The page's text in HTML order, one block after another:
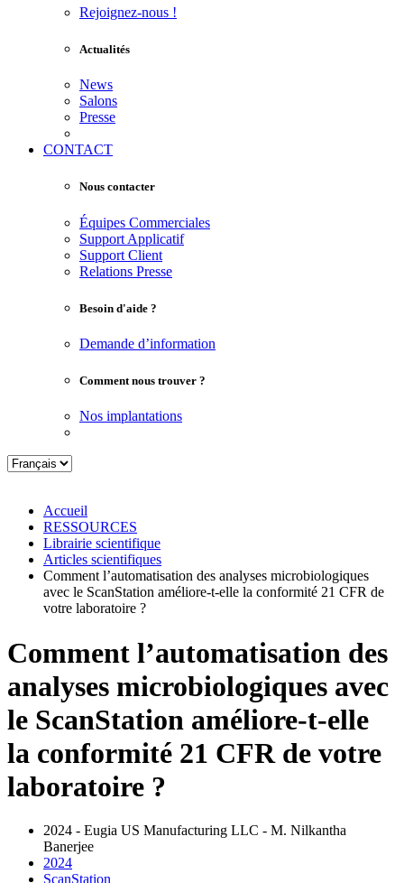
Rejoignez-nous !
Actualités
News
Salons
Presse
CONTACT
Nous contacter
Équipes Commerciales
Support Applicatif
Support Client
Relations Presse
Besoin d'aide ?
Demande d’information
Comment nous trouver ?
Nos implantations
Accueil
RESSOURCES
Librairie scientifique
Articles scientifiques
Comment l’automatisation des analyses microbiologiques
avec le ScanStation améliore-t-elle la conformité 21 CFR de
votre laboratoire ?
Comment l’automatisation des
analyses microbiologiques avec
le ScanStation améliore-t-elle
la conformité 21 CFR de votre
laboratoire ?
2024 - Eugia US Manufacturing LLC - M. Nilkantha
Banerjee
2024
ScanStation